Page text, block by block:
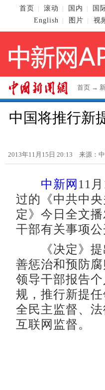
首页 滚动 国内 国
English
图片 视
首页 →
中国将推行新
2013年11月15日 20:13 来源：
中新网 11
过的《中共中
定》今日全文
干部有关事项公
《决定》提
善惩治和预防
领导干部报告
规，推行新提
全民主监督、
互联网监督。